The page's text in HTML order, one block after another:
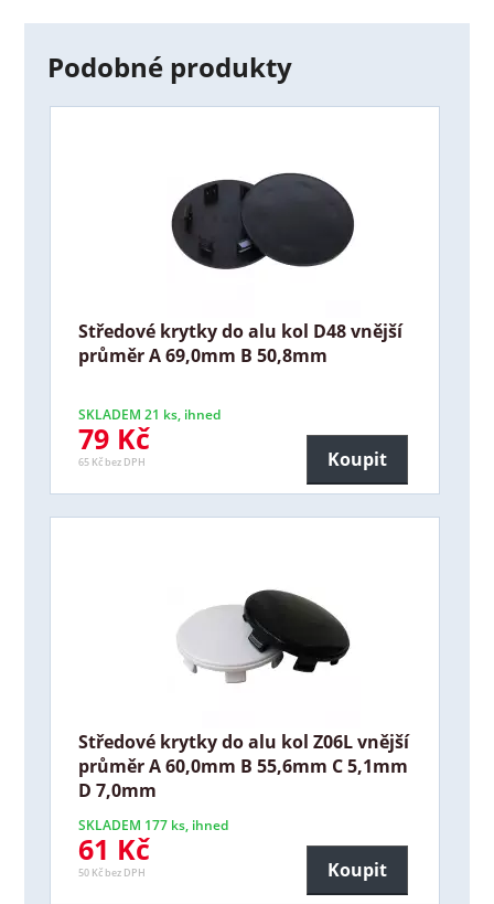
Podobné produkty
Středové krytky do alu kol D48 vnější
průměr A 69,0mm B 50,8mm
SKLADEM 21 ks, ihned
79 Kč
65 Kč bez DPH Koupit
Středové krytky do alu kol Z06L vnější
průměr A 60,0mm B 55,6mm C 5,1mm
D 7,0mm
SKLADEM 177 ks, ihned
61 Kč
50 Kč bez DPH Koupit